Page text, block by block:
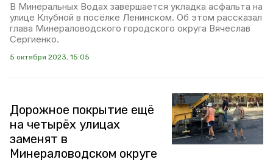
В Минеральных Водах завершается укладка асфальта на
улице Клубной в посёлке Ленинском. Об этом рассказал
глава Минераловодского городского округа Вячеслав
Сергиенко.
5 октября 2023, 15:05
Дорожное покрытие ещё
на четырёх улицах
заменят в
Минераловодском округе